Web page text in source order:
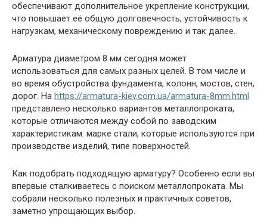
обеспечивают дополнительное укрепление конструкции,
что повышает её общую долговечность, устойчивость к
нагрузкам, механическому повреждению и так далее.
Арматура диаметром 8 мм сегодня может
использоваться для самых разных целей. В том числе и
во время обустройства фундамента, колонн, мостов, стен,
дорог. На https://armatura-kiev.com.ua/armatura-8mm.html
представлено несколько вариантов металлопроката,
которые отличаются между собой по заводским
характеристикам: марке стали, которые используются при
производстве изделий, типе поверхностей.
Как подобрать подходящую арматуру? Особенно если вы
впервые сталкиваетесь с поиском металлопроката. Мы
собрали несколько полезных и практичных советов,
заметно упрощающих выбор.